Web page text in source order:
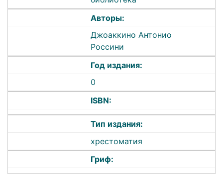
Авторы:
Джоаккино Антонио
Россини
Год издания:
0
ISBN:
Тип издания:
хрестоматия
Гриф: